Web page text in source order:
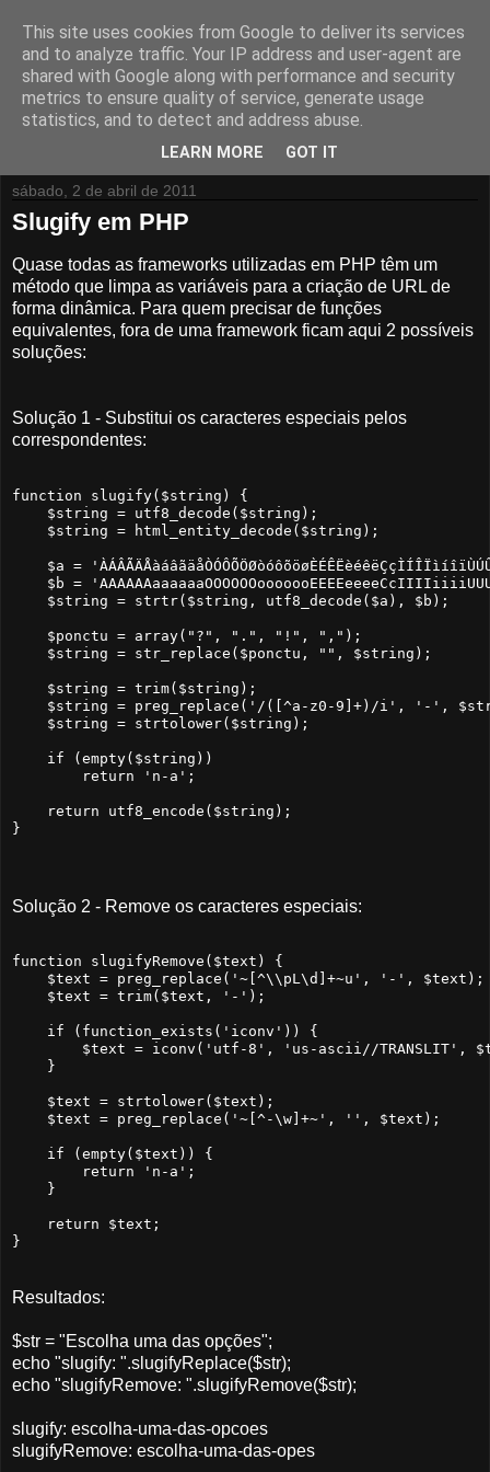
Isto pode dar Jeito
Aqui fala-se principalmente de tecnologia e aplicações que
podem dar jeito para o dia a dia...
sábado, 2 de abril de 2011
Slugify em PHP
Quase todas as frameworks utilizadas em PHP têm um
método que limpa as variáveis para a criação de URL de
forma dinâmica. Para quem precisar de funções
equivalentes, fora de uma framework ficam aqui 2 possíveis
soluções:
Solução 1 - Substitui os caracteres especiais pelos
correspondentes:
function slugify($string) {
    $string = utf8_decode($string);
    $string = html_entity_decode($string);
$a =
$b =
    $string = strtr($string, utf8_decode($a), $b);
    $ponctu = array("?", ".", "!", ",");
    $string = str_replace($ponctu, "", $string);
    $string = trim($string);
$string = preg_replace('/([^a-z0-9]+)/i', '-',
    $string = strtolower($string);
    if (empty($string))
        return 'n-a';
    return utf8_encode($string);
Solução 2 - Remove os caracteres especiais:
function slugifyRemove($text) {
    $text = preg_replace('~[^\\pL\d]+~u', '-', $text);
    $text = trim($text, '-');
    if (function_exists('iconv')) {
$text = iconv('utf-8', 'us-ascii//TRANSLIT',
    }
    $text = strtolower($text);
    $text = preg_replace('~[^-\w]+~', '', $text);
    if (empty($text)) {
        return 'n-a';
    }
    return $text;
Resultados:
$str = "Escolha uma das opções";
echo "slugify: ".slugifyReplace($str);
echo "slugifyRemove: ".slugifyRemove($str);
slugify: escolha-uma-das-opcoes
slugifyRemove: escolha-uma-das-opes
This site uses cookies from Google to deliver its services
and to analyze traffic. Your IP address and user-agent are
shared with Google along with performance and security
metrics to ensure quality of service, generate usage
statistics, and to detect and address abuse.
LEARN MORE GOT IT